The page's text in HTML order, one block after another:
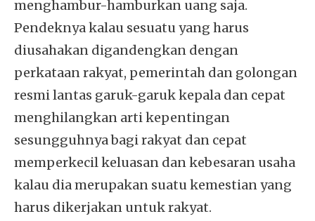
menghambur-hamburkan uang saja.
Pendeknya kalau sesuatu yang harus
diusahakan digandengkan dengan
perkataan rakyat, pemerintah dan golongan
resmi lantas garuk-garuk kepala dan cepat
menghilangkan arti kepentingan
sesungguhnya bagi rakyat dan cepat
memperkecil keluasan dan kebesaran usaha
kalau dia merupakan suatu kemestian yang
harus dikerjakan untuk rakyat.